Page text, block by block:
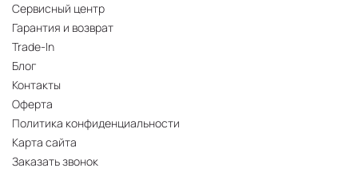
Сервисный центр
Гарантия и возврат
Trade-In
Блог
Контакты
Оферта
Политика конфиденциальности
Карта сайта
Заказать звонок